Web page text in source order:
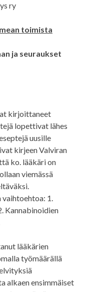
ry
toimista
ja seuraukset
kirjoittaneet
lopettivat lähes
uusille
kirjeen Valviran
ko. lääkäri on
viemässä
1.
Kannabinoidien
lääkärien
työmäärällä
alkaen ensimmäiset